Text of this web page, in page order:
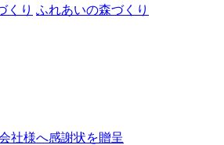
くり ふれあいの森づくり
社様へ感謝状を贈呈